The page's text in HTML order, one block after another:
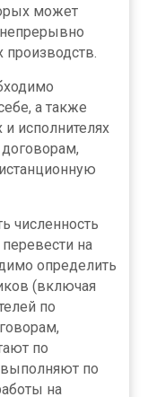
может
а также
исполнителях
численность
на
определить
(включая
по
по
по
на